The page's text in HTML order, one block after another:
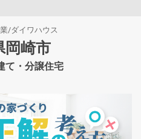
/ダイワハウス
岡崎市
て・分譲住宅